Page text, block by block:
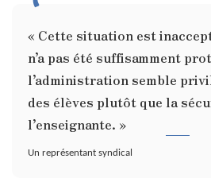
« Cette situation est
n’a pas été suffisamment
l’administration semble
des élèves plutôt que la
l’enseignante. »
Un représentant syndical